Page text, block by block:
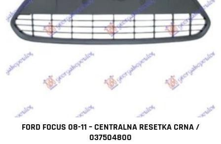
FORD FOCUS 08-11 – CENTRALNA RESETKA CRNA /
037504800